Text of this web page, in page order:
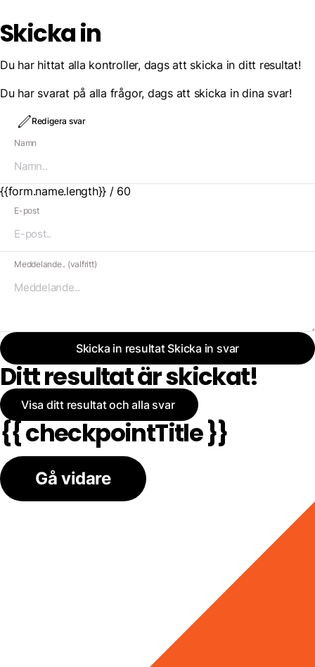
Skicka in
Du har hittat alla kontroller, dags att skicka in ditt resultat!
Du har svarat på alla frågor, dags att skicka in dina svar!
Redigera svar
Namn
{{form.name.length}} / 60
E-post
Meddelande.. (valfritt)
Skicka in resultat Skicka in svar
Ditt resultat är skickat!
Visa ditt resultat och alla svar
{{ checkpointTitle }}
Gå vidare